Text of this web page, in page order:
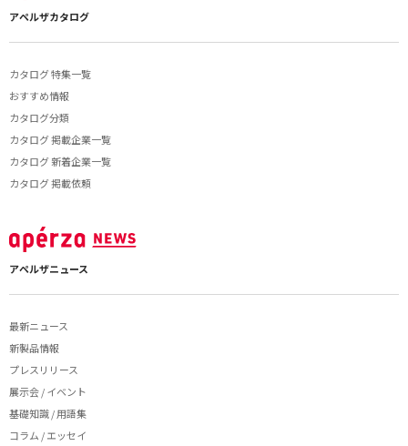
アペルザカタログ
カタログ 特集一覧
おすすめ情報
カタログ分類
カタログ 掲載企業一覧
カタログ 新着企業一覧
カタログ 掲載依頼
アペルザニュース
最新ニュース
新製品情報
プレスリリース
展示会 / イベント
基礎知識 / 用語集
コラム / エッセイ